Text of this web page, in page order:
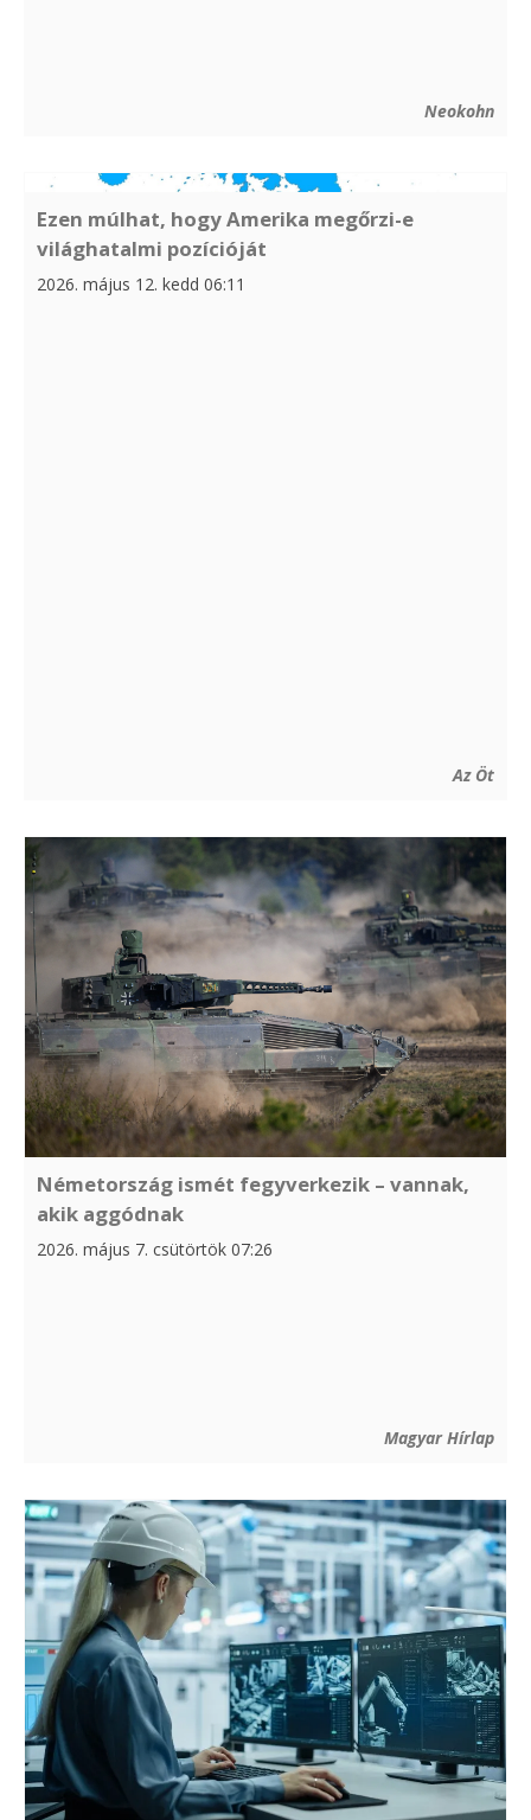
Neokohn
Ezen múlhat, hogy Amerika megőrzi-e
világhatalmi pozícióját
2026. május 12. kedd 06:11
Az Öt
Németország ismét fegyverkezik – vannak,
akik aggódnak
2026. május 7. csütörtök 07:26
Magyar Hírlap